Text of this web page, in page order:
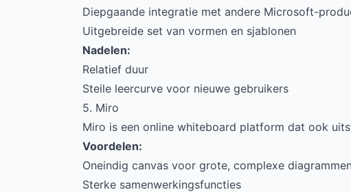
Diepgaande integratie met andere Microsoft-
Uitgebreide set van vormen en sjablonen
Nadelen:
Relatief duur
Steile leercurve voor nieuwe gebruikers
5. Miro
Miro is een online whiteboard platform dat ook
Voordelen:
Oneindig canvas voor grote, complexe
Sterke samenwerkingsfuncties